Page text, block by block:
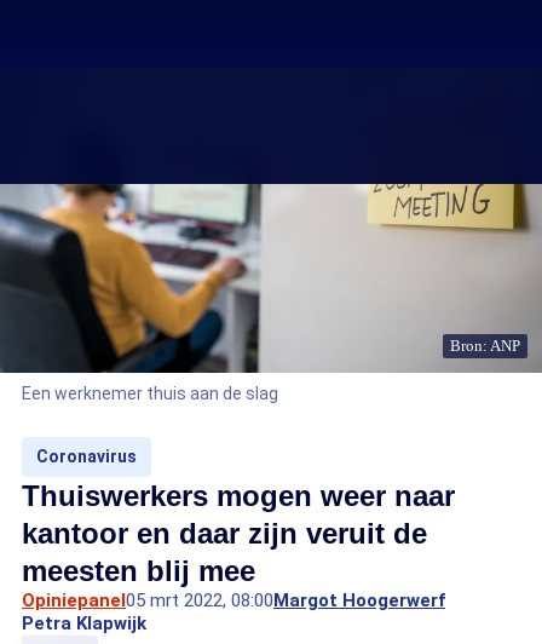
Bron: ANP
Een werknemer thuis aan de slag
Coronavirus
Thuiswerkers mogen weer naar
kantoor en daar zijn veruit de
meesten blij mee
Opiniepanel05 mrt 2022, 08:00Margot Hoogerwerf
Petra Klapwijk